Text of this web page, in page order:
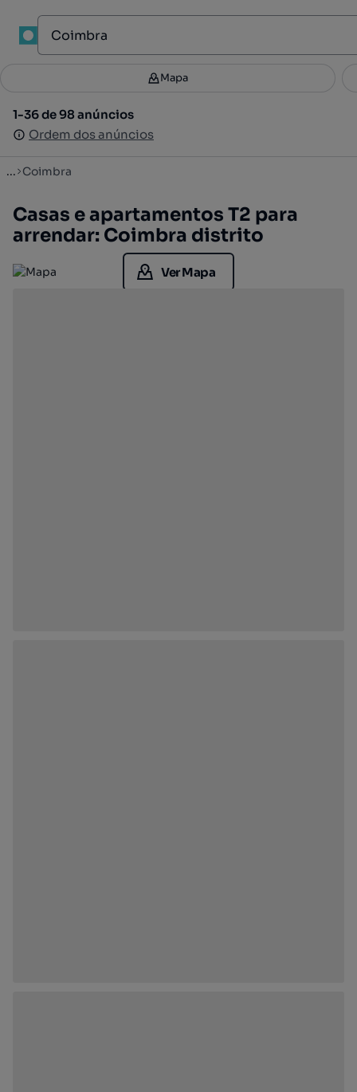
Filtros 3
1-36 de 98 anúncios
Ordem dos anúncios
Mapa
1-36 de 98 anúncios
Ordem dos anúncios
... Coimbra
Casas e apartamentos T2 para
arrendar: Coimbra distrito
Ver Mapa